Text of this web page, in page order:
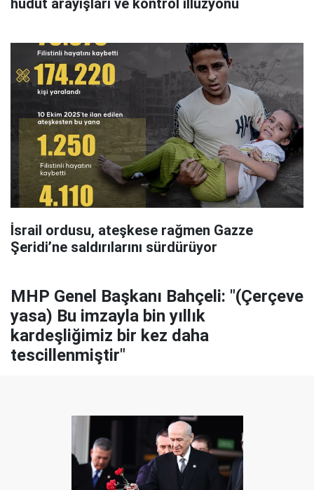
hudut arayışları ve kontrol illüzyonu
İsrail ordusu, ateşkese rağmen Gazze
Şeridi’ne saldırılarını sürdürüyor
MHP Genel Başkanı Bahçeli: "(Çerçeve
yasa) Bu imzayla bin yıllık
kardeşliğimiz bir kez daha
tescillenmiştir"